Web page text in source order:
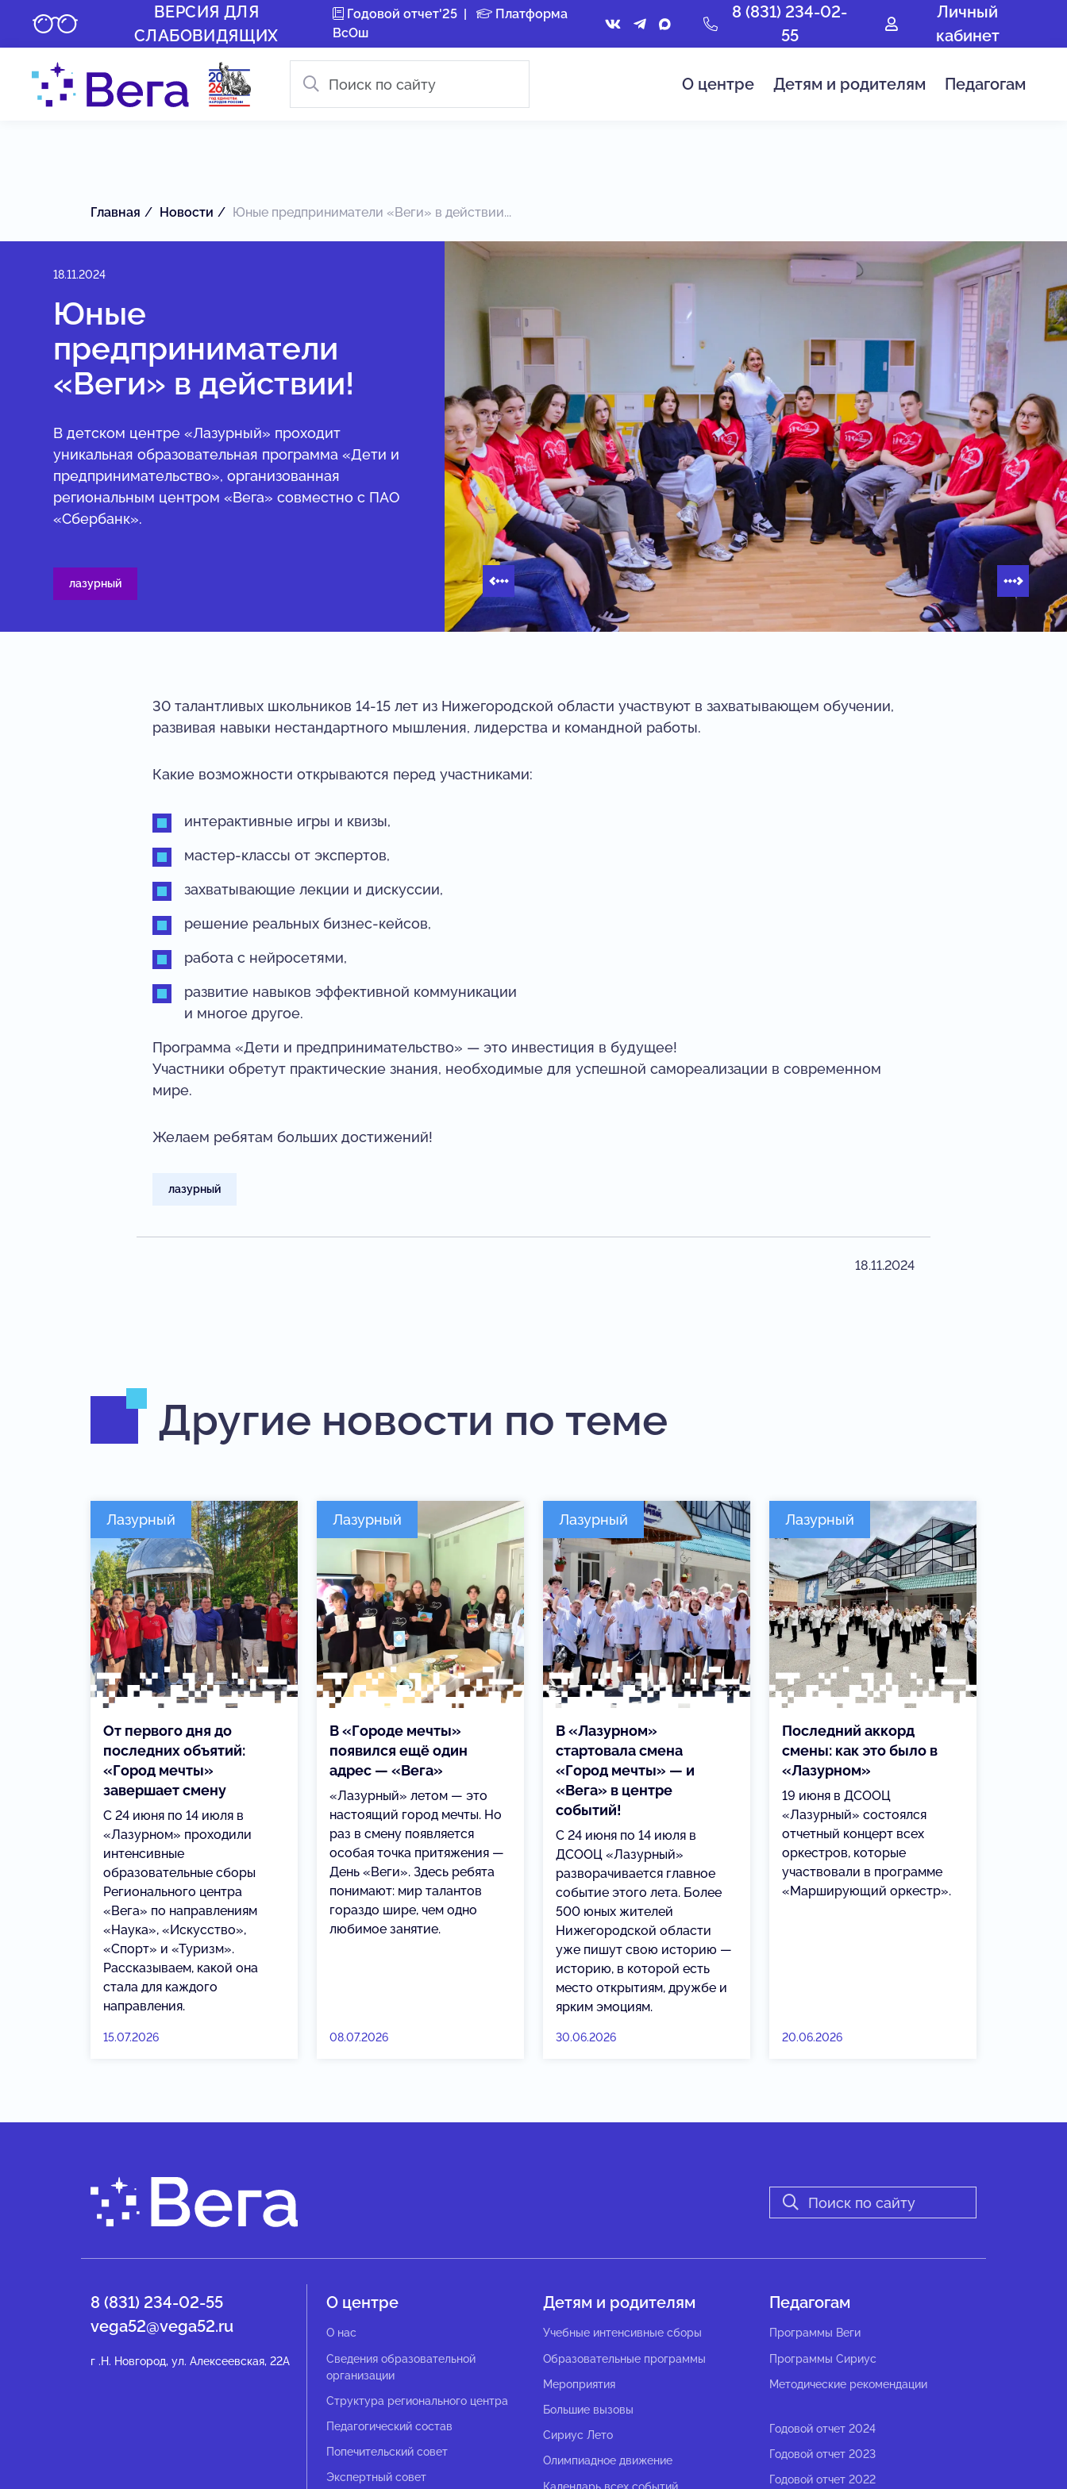
ВЕРСИЯ ДЛЯ
СЛАБОВИДЯЩИХ
Годовой отчет'25|
Платформа
ВсОш
8 (831) 234-02-
55
Личный
кабинет
О центре Детям и родителям Педагогам
Главная Новости Юные предприниматели «Веги» в действии...
18.11.2024
Юные
предприниматели
«Веги» в действии!
В детском центре «Лазурный» проходит
уникальная образовательная программа «Дети и
предпринимательство», организованная
региональным центром «Вега» совместно с ПАО
«Сбербанк».
лазурный
30 талантливых школьников 14-15 лет из Нижегородской области участвуют в захватывающем обучении,
развивая навыки нестандартного мышления, лидерства и командной работы.
Какие возможности открываются перед участниками:
интерактивные игры и квизы,
мастер-классы от экспертов,
захватывающие лекции и дискуссии,
решение реальных бизнес-кейсов,
работа с нейросетями,
развитие навыков эффективной коммуникации
и многое другое.
Программа «Дети и предпринимательство» — это инвестиция в будущее!
Участники обретут практические знания, необходимые для успешной самореализации в современном
мире.
Желаем ребятам больших достижений!
лазурный
18.11.2024
Другие новости по теме
Лазурный
От первого дня до
последних объятий:
«Город мечты»
завершает смену
С 24 июня по 14 июля в
«Лазурном» проходили
интенсивные
образовательные сборы
Регионального центра
«Вега» по направлениям
«Наука», «Искусство»,
«Спорт» и «Туризм».
Рассказываем, какой она
стала для каждого
направления.
15.07.2026
Лазурный
В «Городе мечты»
появился ещё один
адрес — «Вега»
«Лазурный» летом — это
настоящий город мечты. Но
раз в смену появляется
особая точка притяжения —
День «Веги». Здесь ребята
понимают: мир талантов
гораздо шире, чем одно
любимое занятие.
08.07.2026
Лазурный
В «Лазурном»
стартовала смена
«Город мечты» — и
«Вега» в центре
событий!
С 24 июня по 14 июля в
ДСООЦ «Лазурный»
разворачивается главное
событие этого лета. Более
500 юных жителей
Нижегородской области
уже пишут свою историю —
историю, в которой есть
место открытиям, дружбе и
ярким эмоциям.
30.06.2026
Лазурный
Последний аккорд
смены: как это было в
«Лазурном»
19 июня в ДСООЦ
«Лазурный» состоялся
отчетный концерт всех
оркестров, которые
участвовали в программе
«Марширующий оркестр».
20.06.2026
8 (831) 234-02-55
vega52@vega52.ru
г .Н. Новгород, ул. Алексеевская, 22А
О центре
О нас
Сведения образовательной
организации
Структура регионального центра
Педагогический состав
Попечительский совет
Экспертный совет
Детям и родителям
Учебные интенсивные сборы
Образовательные программы
Мероприятия
Большие вызовы
Сириус Лето
Олимпиадное движение
Календарь всех событий
Педагогам
Программы Веги
Программы Сириус
Методические рекомендации
Годовой отчет 2024
Годовой отчет 2023
Годовой отчет 2022